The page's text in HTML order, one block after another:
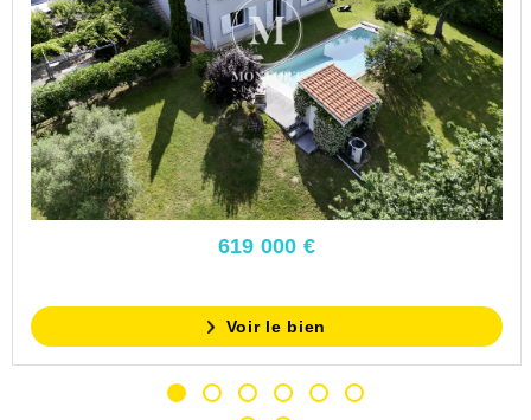
619 000 €
Voir le bien